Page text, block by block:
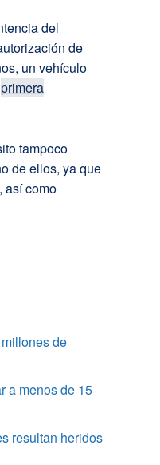
del
de
un vehículo
primera
tampoco
de ellos, ya que
así como
de
a menos de 15
resultan heridos